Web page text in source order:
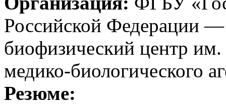
Российской Федерации
биофизический центр
медико-биологического
Резюме: